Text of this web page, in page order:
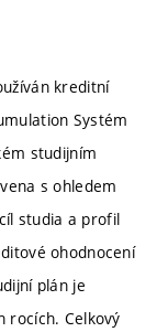
kreditní
Systém
studijním
s ohledem
studia a profil
ohodnocení
plán je
rocích. Celkový